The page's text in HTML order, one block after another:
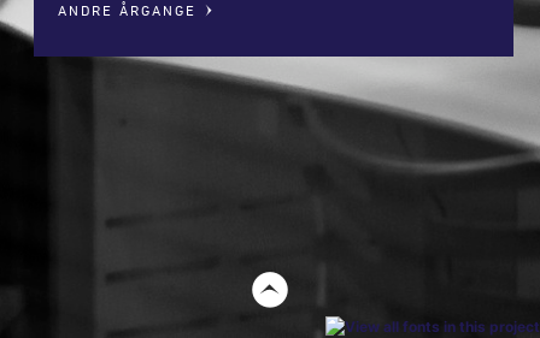
ANDRE ÅRGANGE
t